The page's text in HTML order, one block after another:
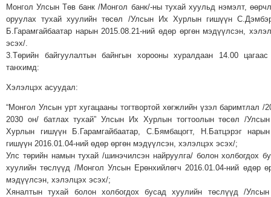
ТОЙРОНД
ГРАНАТ
ДЭЛБЭРСЭН
ОСЛЫН
ЭРГЭН
ТОЙРОНД
ТОДОТГОЛЫН
ЭРГЭН
ТОЙРОНД
ЕРӨНХИЙЛӨГЧИЙН
СОНГУУЛИЙН
ЭРГЭН
Монгол Улсын Төв банк /Монгол банк/-ны тухай хуульд нэмэлт,
оруулах тухай хуулийн төсөл /Улсын Их Хурлын гишүүн
Б.Гарамгайбаатар нарын 2015.08.21-ний өдөр өргөн мэдүүлсэн,
эсэх/.
3.Төрийн байгуулалтын байнгын хорооны хуралдаан 14.00 цагаас
танхимд:
Хэлэлцэх асуудал:
“Монгол Улсын урт хугацааны тогтвортой хөгжлийн үзэл баримтлал /
2030 он/ батлах тухай” Улсын Их Хурлын тогтоолын төсөл /
Хурлын гишүүн Б.Гарамгайбаатар, С.Бямбацогт, Н.Батцэрэг
гишүүн 2016.01.04-ний өдөр өргөн мэдүүлсэн, хэлэлцэх эсэх/;
Улс төрийн намын тухай /шинэчилсэн найруулга/ болон холбогдох
хуулийн төслүүд /Монгол Улсын Ерөнхийлөгч 2016.01.04-ний өдөр
мэдүүлсэн, хэлэлцэх эсэх/;
Хяналтын тухай болон холбогдох бусад хуулийн төслүүд /